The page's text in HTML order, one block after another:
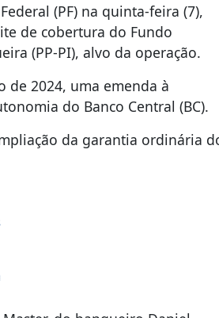
(PF) na quinta-feira (7),
de cobertura do Fundo
(PP-PI), alvo da operação.
de 2024, uma emenda à
do Banco Central (BC).
da garantia ordinária